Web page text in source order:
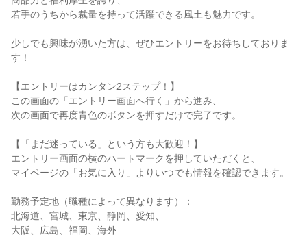
若手のうちから裁量を持って活躍できる風土も魅力です。
少しでも興味が湧いた方は、ぜひエントリーをお待ちしておりま
す！
【エントリーはカンタン2ステップ！】
この画面の「エントリー画面へ行く」から進み、
次の画面で再度青色のボタンを押すだけで完了です。
【「まだ迷っている」という方も大歓迎！】
エントリー画面の横のハートマークを押していただくと、
マイページの「お気に入り」よりいつでも情報を確認できます。
勤務予定地（職種によって異なります）：
北海道、宮城、東京、静岡、愛知、
大阪、広島、福岡、海外